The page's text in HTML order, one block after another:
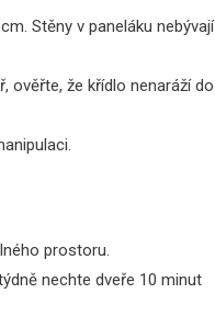
Stěny v paneláku nebývají
ověřte, že křídlo nenaráží do
prostoru.
nechte dveře 10 minut